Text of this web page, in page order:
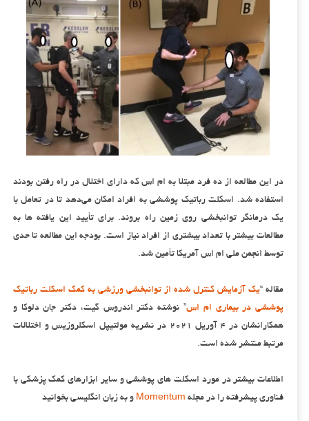
در این مطالعه از ده فرد مبتلا به ام اس که دارای اختلال در راه رفتن بودند
استفاده شد. اسکلت رباتیک پوششی به افراد امکان می‌دهد تا در تعامل با
یک درمانگر توانبخشی روی زمین راه بروند. برای تأیید این یافته ها به
مطالعات بیشتر با تعداد بیشتری از افراد نیاز است. بودجه این مطالعه تا حدی
توسط انجمن ملی ام اس آمریکا تأمین شد.
مقاله “یک آزمایش کنترل شده از توانبخشی ورزشی به کمک اسکلت رباتیک
پوششی در بیماری ام اس” نوشته دکتر اندروس گیت، دکتر جان دلوکا و
همکارانشان در ۴ آوریل ۲۰۲۱ در نشریه مولتیپل اسکلروزیس و اختلالات
مرتبط منتشر شده است.
اطلاعات بیشتر در مورد اسکلت های پوششی و سایر ابزارهای کمک پزشکی با
فناوری پیشرفته را در مجله Momentumو به زبان انگلیسی بخوانید